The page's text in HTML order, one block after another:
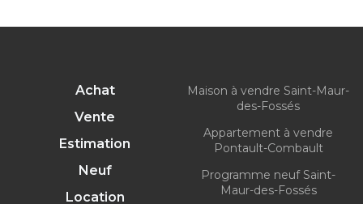
Achat
Vente
Estimation
Neuf
Location
Maison à vendre Saint-Maur-
des-Fossés
Appartement à vendre
Pontault-Combault
Programme neuf Saint-
Maur-des-Fossés